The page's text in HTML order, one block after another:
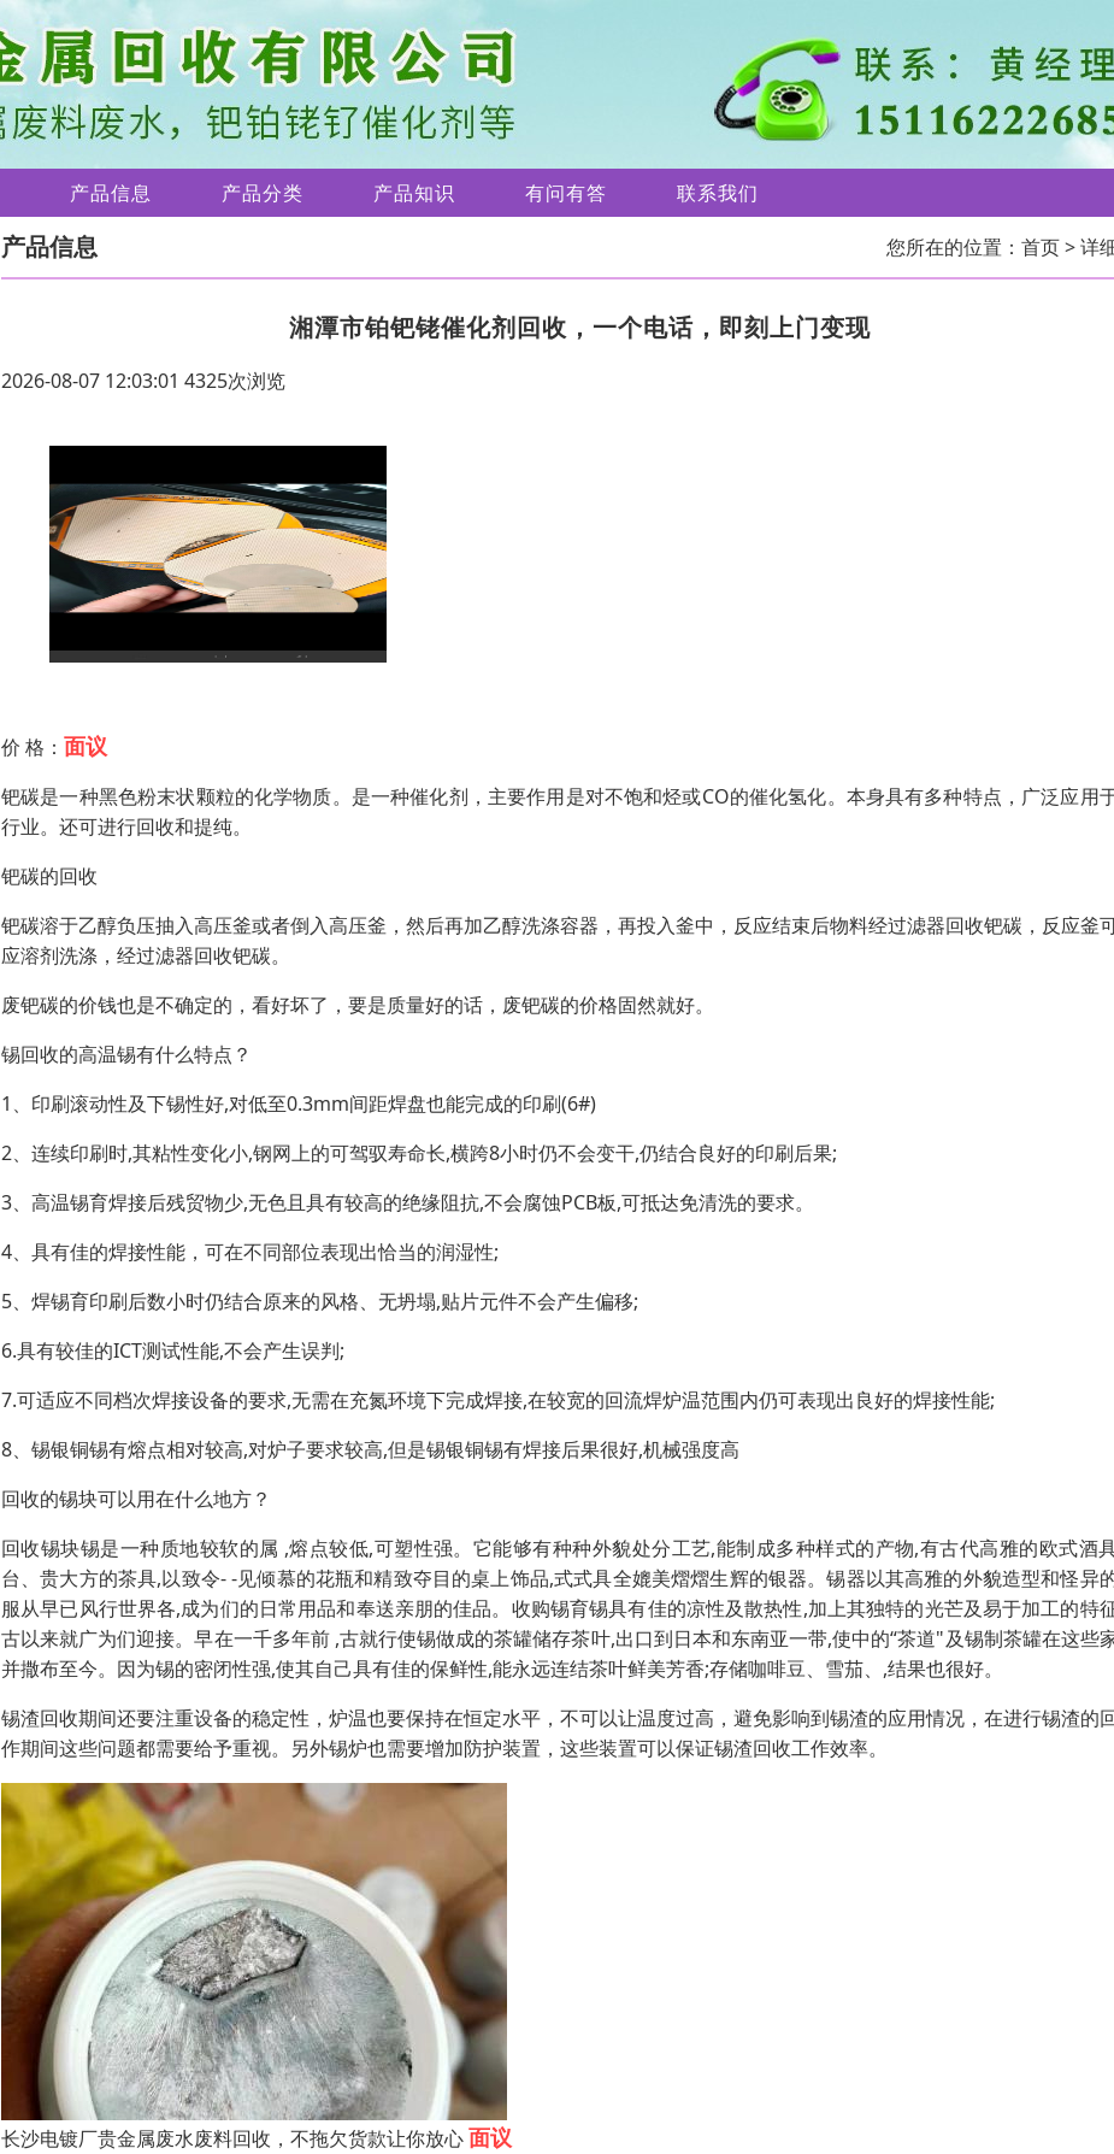
产品信息 产品分类 产品知识 有问有答 联系我们
产品信息 您所在的位置： 首页> 详
湘潭市铂钯铑催化剂回收，一个电话，即刻上门变现
2026-08-07 12:03:01 4325次浏览
价 格： 面议
钯碳是一种黑色粉末状颗粒的化学物质。是一种催化剂，主要作用是对不饱和烃或CO的催化氢化。本身具有多种特点，广泛应用
行业。还可进行回收和提纯。
钯碳的回收
钯碳溶于乙醇负压抽入高压釜或者倒入高压釜，然后再加乙醇洗涤容器，再投入釜中，反应结束后物料经过滤器回收钯碳，反应釜
应溶剂洗涤，经过滤器回收钯碳。
废钯碳的价钱也是不确定的，看好坏了，要是质量好的话，废钯碳的价格固然就好。
锡回收的高温锡有什么特点？
1、印刷滚动性及下锡性好,对低至0.3mm间距焊盘也能完成的印刷(6#)
2、连续印刷时,其粘性变化小,钢网上的可驾驭寿命长,横跨8小时仍不会变干,仍结合良好的印刷后果;
3、高温锡育焊接后残贸物少,无色且具有较高的绝缘阻抗,不会腐蚀PCB板,可抵达免清洗的要求。
4、具有佳的焊接性能，可在不同部位表现出恰当的润湿性;
5、焊锡育印刷后数小时仍结合原来的风格、无坍塌,贴片元件不会产生偏移;
6.具有较佳的ICT测试性能,不会产生误判;
7.可适应不同档次焊接设备的要求,无需在充氮环境下完成焊接,在较宽的回流焊炉温范围内仍可表现出良好的焊接性能;
8、锡银铜锡有熔点相对较高,对炉子要求较高,但是锡银铜锡有焊接后果很好,机械强度高
回收的锡块可以用在什么地方？
回收锡块锡是一种质地较软的属 ,熔点较低,可塑性强。它能够有种种外貌处分工艺,能制成多种样式的产物,有古代高雅的欧式酒
台、贵大方的茶具,以致令- -见倾慕的花瓶和精致夺目的桌上饰品,式式具全媲美熠熠生辉的银器。锡器以其高雅的外貌造型和怪异
服从早已风行世界各,成为们的日常用品和奉送亲朋的佳品。收购锡育锡具有佳的凉性及散热性,加上其独特的光芒及易于加工的特
古以来就广为们迎接。早在一千多年前 ,古就行使锡做成的茶罐储存茶叶,出口到日本和东南亚一带,使中的“茶道"及锡制茶罐在这些
并撒布至今。因为锡的密闭性强,使其自己具有佳的保鲜性,能永远连结茶叶鲜美芳香;存储咖啡豆、雪茄、,结果也很好。
锡渣回收期间还要注重设备的稳定性，炉温也要保持在恒定水平，不可以让温度过高，避免影响到锡渣的应用情况，在进行锡渣的
作期间这些问题都需要给予重视。另外锡炉也需要增加防护装置，这些装置可以保证锡渣回收工作效率。
长沙电镀厂贵金属废水废料回收，不拖欠货款让你放心面议